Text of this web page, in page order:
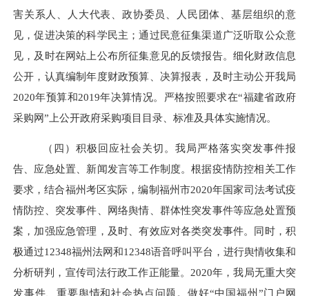
害关系人、人大代表、政协委员、人民团体、基层组织的意
见，促进决策的科学民主；通过民意征集渠道广泛听取公众意
见，及时在网站上公布所征集意见的反馈报告。细化财政信息
公开，认真编制年度财政预算、决算报表，及时主动公开我局
2020年预算和2019年决算情况。严格按照要求在“福建省政府
采购网”上公开政府采购项目目录、标准及具体实施情况。
（四）积极回应社会关切。 我局严格落实突发事件报
告、应急处置、新闻发言等工作制度。根据疫情防控相关工作
要求，结合福州考区实际，编制福州市2020年国家司法考试疫
情防控、突发事件、网络舆情、群体性突发事件等应急处置预
案，加强应急管理，及时、有效应对各类突发事件。同时，积
极通过12348福州法网和12348语音呼叫平台，进行舆情收集和
分析研判，宣传司法行政工作正能量。2020年，我局无重大突
发事件、重要舆情和社会热点问题。做好“中国福州”门户网